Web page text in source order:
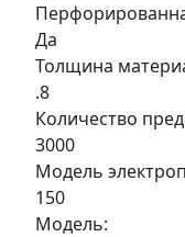
Да
Толщина
.8
Количество
3000
Модель
150
Модель: